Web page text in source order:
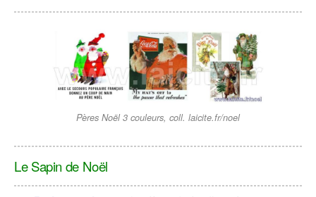
Pères Noël 3 couleurs, coll. laicite.fr/noel
Le Sapin de Noël